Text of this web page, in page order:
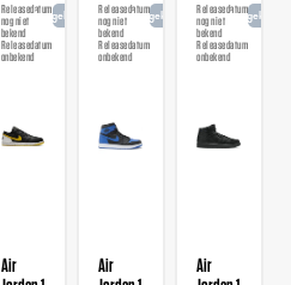
Releasedatum
nog niet
bekend
Releasedatum
onbekend
Aangekondigd
Air
Releasedatum
nog niet
bekend
Releasedatum
onbekend
Aangekondigd
Air
Releasedatum
nog niet
bekend
Releasedatum
onbekend
Air